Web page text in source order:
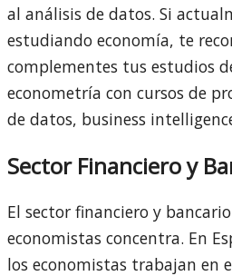
al análisis de datos. Si
estudiando economía, te
complementes tus estudios
econometría con cursos de
de datos, business
Sector Financiero y
El sector financiero y
economistas concentra. En
los economistas trabajan en